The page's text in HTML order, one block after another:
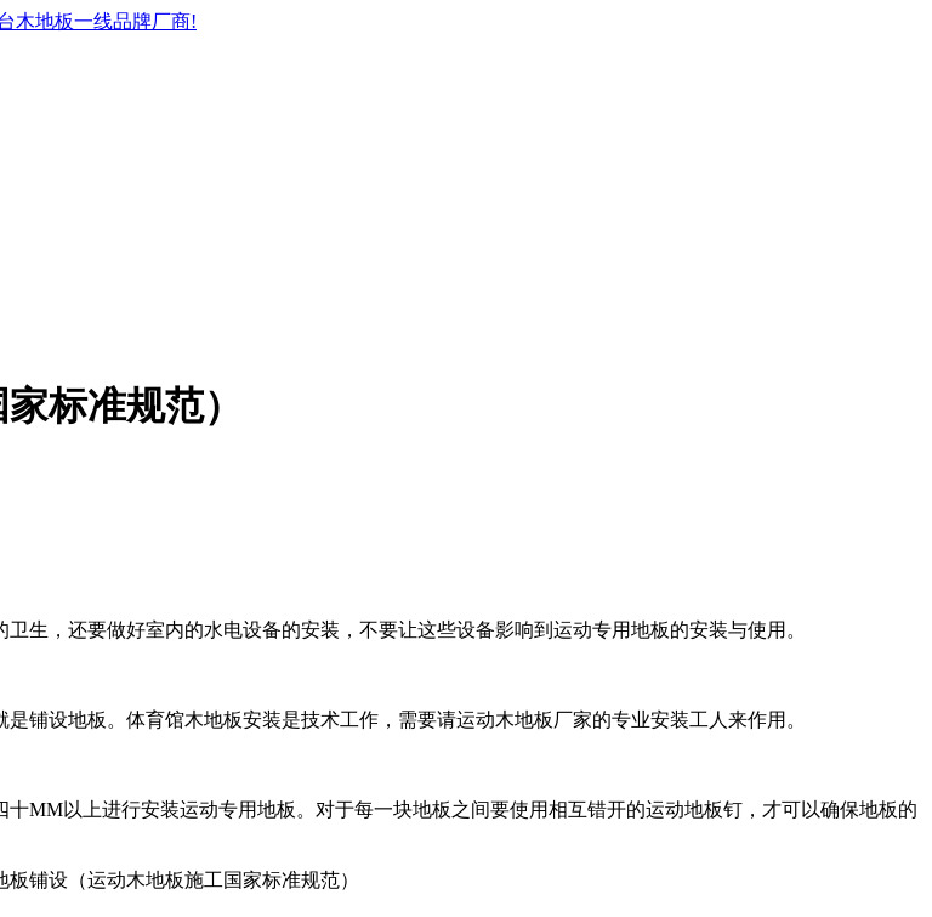
标准规范）
生，还要做好室内的水电设备的安装，不要让这些设备影响到运动专用地板的安装与使用。
铺设地板。体育馆木地板安装是技术工作，需要请运动木地板厂家的专业安装工人来作用。
MM以上进行安装运动专用地板。对于每一块地板之间要使用相互错开的运动地板钉，才可以确保地板的